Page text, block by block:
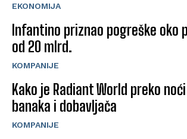
EKONOMIJA
Infantino priznao pogreške oko
od 20 mlrd.
KOMPANIJE
Kako je Radiant World preko
banaka i dobavljača
KOMPANIJE